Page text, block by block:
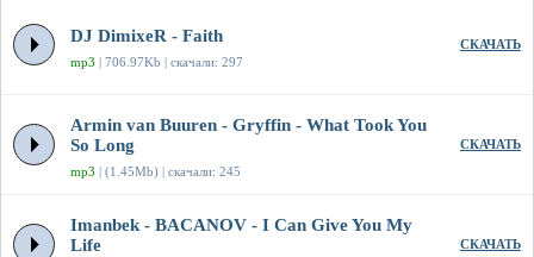
DJ DimixeR - Faith
mp3 | 706.97Kb | скачали: 297
СКАЧАТЬ
Armin van Buuren - Gryffin - What Took You
So Long
mp3 | (1.45Mb) | скачали: 245
СКАЧАТЬ
Imanbek - BACANOV - I Can Give You My
Life
СКАЧАТЬ